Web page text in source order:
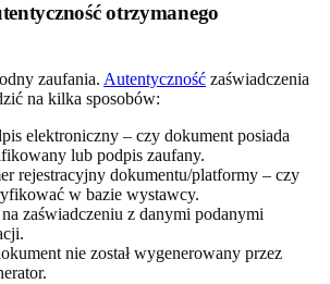
otrzymanego
zaufania. Autentyczność zaświadczenia
na kilka sposobów:
elektroniczny – czy dokument posiada
lub podpis zaufany.
rejestracyjny dokumentu/platformy – czy
w bazie wystawcy.
zaświadczeniu z danymi podanymi
nie został wygenerowany przez